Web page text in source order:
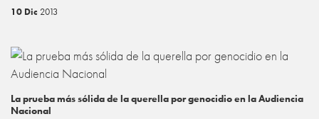
10 Dic 2013
La prueba más sólida de la querella por genocidio en la Audiencia
Nacional